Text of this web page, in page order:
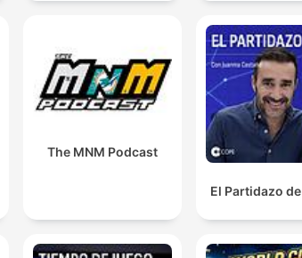
The MNM Podcast
El Partidazo de